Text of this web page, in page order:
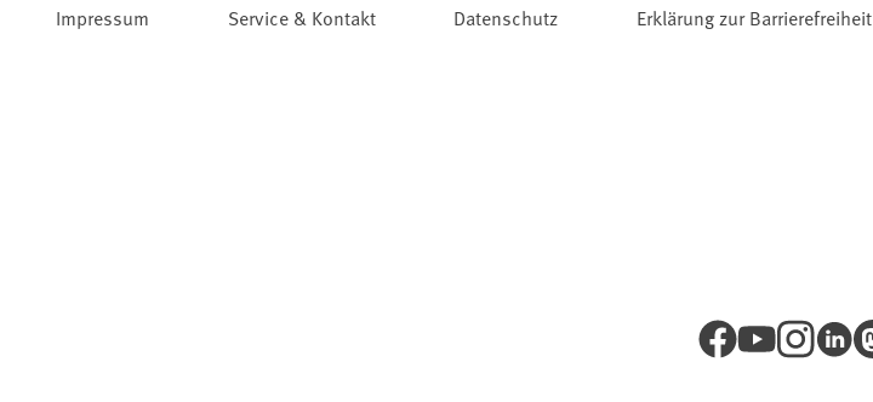
Impressum Service & Kontakt Datenschutz Erklärung zur Barrierefreiheit